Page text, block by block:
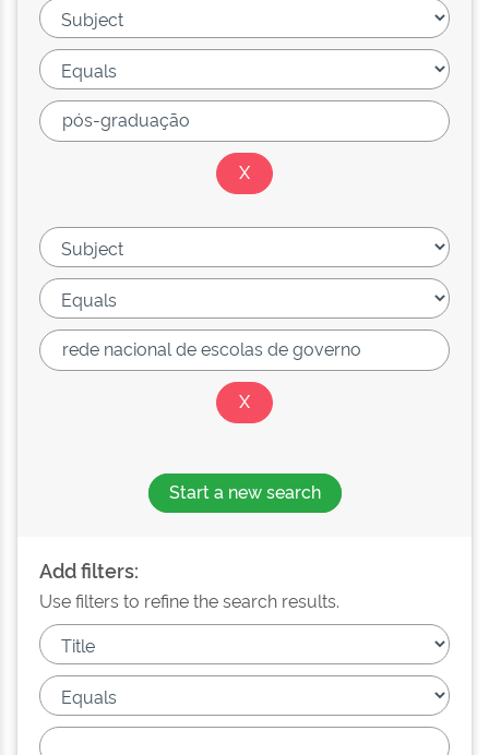
Start a new search
Add filters:
Use filters to refine the search results.